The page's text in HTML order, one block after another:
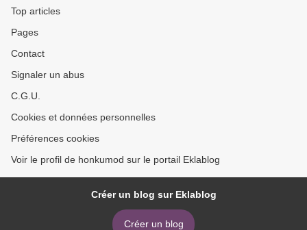
Top articles
Pages
Contact
Signaler un abus
C.G.U.
Cookies et données personnelles
Préférences cookies
Voir le profil de honkumod sur le portail Eklablog
Créer un blog sur Eklablog
Créer un blog